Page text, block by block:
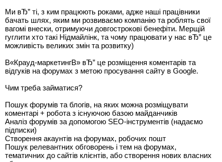
Ми вЂ” ті, з ким працюють роками, адже наші працівники
бачать шлях, яким ми розвиваємо компанію та роблять свої
вагомі внески, отримуючи довгострокові бенефіти. Мерщій
гуглити хто такі Нідмайлінк, та чому працювати у нас вЂ” це
можливість великих змін та розвитку)
В«Крауд-маркетингВ» вЂ” це розміщення коментарів та
відгуків на форумах з метою просування сайту в Google.
Чим треба займатися?
Пошук форумів та блогів, на яких можна розміщувати
коментарі + робота з існуючою базою майданчиків
Аналіз форумів за допомогою SEO-інструментів (надаємо
підписки)
Створення акаунтів на форумах, робочих пошт
Пошук релевантних обговорень і тем на форумах,
тематичних до сайтів клієнтів, або створення нових власних